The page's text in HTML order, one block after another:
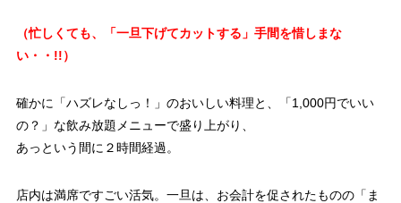
（忙しくても、「一旦下げてカットする」手間を惜しまな
い・・!!）
確かに「ハズレなしっ！」のおいしい料理と、「1,000円でいい
の？」な飲み放題メニューで盛り上がり、
あっという間に２時間経過。
店内は満席ですごい活気。一旦は、お会計を促されたものの「ま